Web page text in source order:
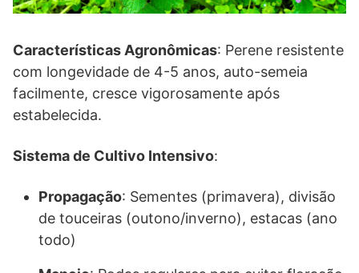
Características Agronômicas: Perene resistente
com longevidade de 4-5 anos, auto-semeia
facilmente, cresce vigorosamente após
estabelecida.
Sistema de Cultivo Intensivo:
Propagação: Sementes (primavera), divisão
de touceiras (outono/inverno), estacas (ano
todo)